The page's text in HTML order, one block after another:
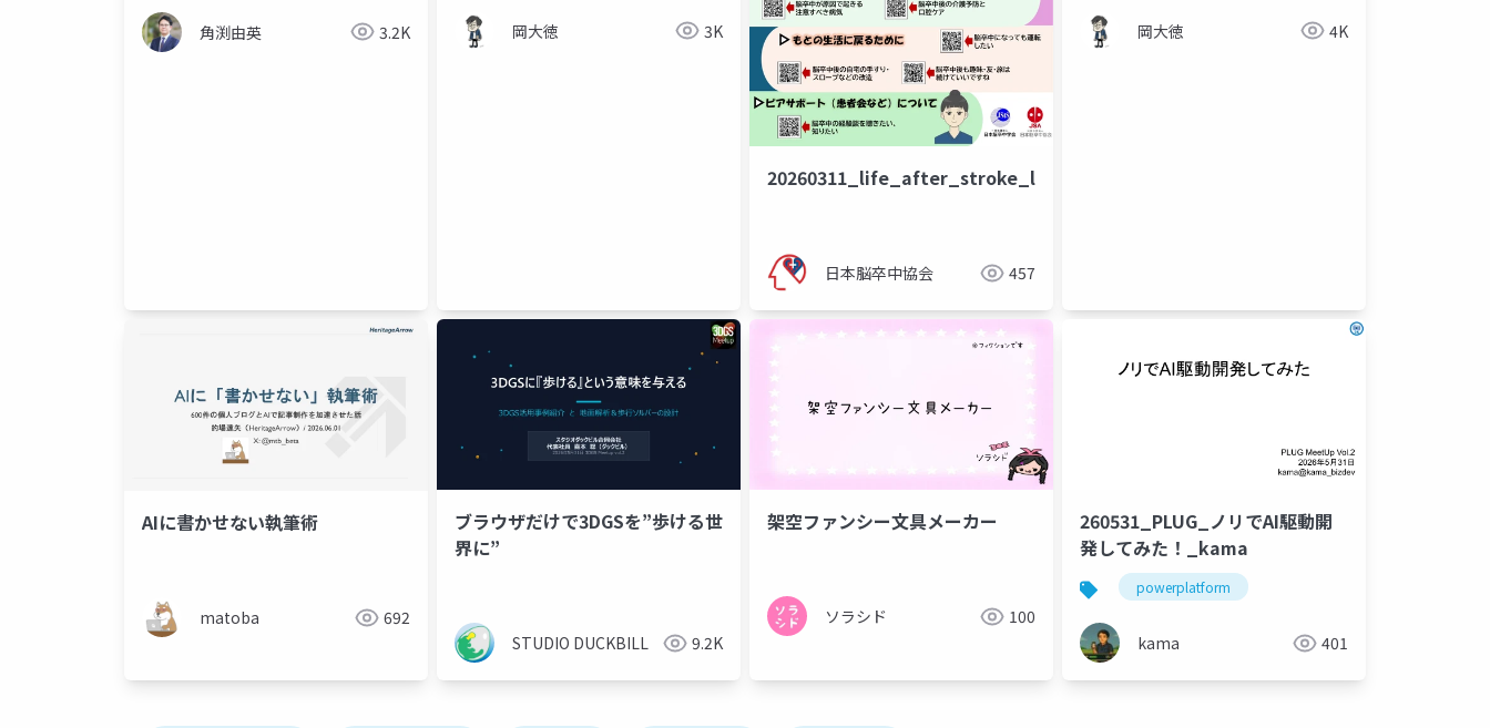
角渕由英 3.2K 岡大徳 3K
20260311_life_after_stroke_leaflet
日本脳卒中協会 457
岡大徳 4K
AIに書かせない執筆術
matoba 692
ブラウザだけで3DGSを”歩ける世
界に”
STUDIO DUCKBILL 9.2K
架空ファンシー文具メーカー
ソラシド 100
260531_PLUG_ノリでAI駆動開
発してみた！_kama
powerplatform
kama 401